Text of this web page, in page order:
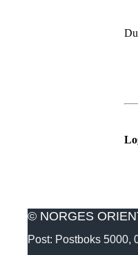
© NORGES
Post: Postboks 5000,